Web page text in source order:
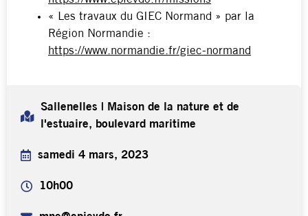
« Les travaux du GIEC Normand » par la
Région Normandie :
https://www.normandie.fr/giec-normand
Sallenelles | Maison de la nature et de
l'estuaire, boulevard maritime
samedi 4 mars, 2023
10h00